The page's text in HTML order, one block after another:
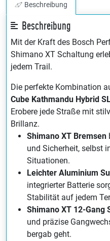
Beschreibung
Beschreibung
Mit der Kraft des Bosch
Shimano XT Schaltung
jedem Trail.
Die perfekte Kombination
Cube Kathmandu Hybrid
Erobere jede Straße mit
Brillanz.
Shimano XT Bremsen
und Sicherheit, selbst
Situationen.
Leichter Aluminium
integrierter Batterie
Stabilität auf jedem
Shimano XT 12-Gang
und präzise
bergab geht.